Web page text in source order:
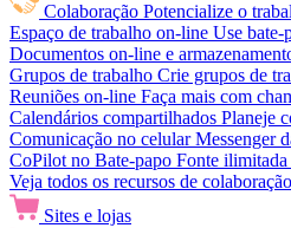
Colaboração Potencialize o
Espaço de trabalho on-line Use bate-
Documentos on-line e
Grupos de trabalho Crie grupos de
Reuniões on-line Faça mais com
Calendários compartilhados Planeje
Comunicação no celular Messenger
CoPilot no Bate-papo Fonte
Veja todos os recursos de colaboração
Sites e lojas